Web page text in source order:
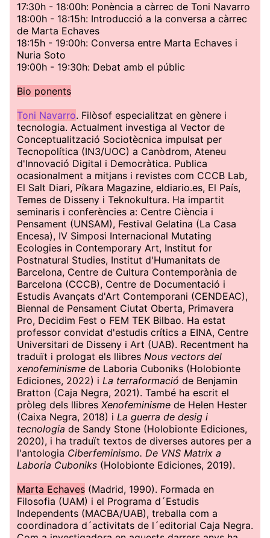
17:30h - 18:00h: Ponència a càrrec de Toni Navarro
18:00h - 18:15h: Introducció a la conversa a càrrec
de Marta Echaves
18:15h - 19:00h: Conversa entre Marta Echaves i
Nuria Soto
19:00h - 19:30h: Debat amb el públic
Bio ponents
Toni Navarro. Filòsof especialitzat en gènere i
tecnologia. Actualment investiga al Vector de
Conceptualització Sociotècnica impulsat per
Tecnopolítica (IN3/UOC) a Canòdrom, Ateneu
d'Innovació Digital i Democràtica. Publica
ocasionalment a mitjans i revistes com CCCB Lab,
El Salt Diari, Píkara Magazine, eldiario.es, El País,
Temes de Disseny i Teknokultura. Ha impartit
seminaris i conferències a: Centre Ciència i
Pensament (UNSAM), Festival Gelatina (La Casa
Encesa), IV Simposi Internacional Mutating
Ecologies in Contemporary Art, Institut for
Postnatural Studies, Institut d'Humanitats de
Barcelona, ​​Centre de Cultura Contemporània de
Barcelona (CCCB), Centre de Documentació i
Estudis Avançats d'Art Contemporani (CENDEAC),
Biennal de Pensament Ciutat Oberta, Primavera
Pro, Decidim Fest o FEM TEK Bilbao. Ha estat
professor convidat d'estudis crítics a EINA, Centre
Universitari de Disseny i Art (UAB). Recentment ha
traduït i prologat els llibres Nous vectors del
xenofeminisme de Laboria Cuboniks (Holobionte
Ediciones, 2022) i La terraformació de Benjamin
Bratton (Caja Negra, 2021). També ha escrit el
pròleg dels llibres Xenofeminisme de Helen Hester
(Caixa Negra, 2018) i La guerra de desig i
tecnologia de Sandy Stone (Holobionte Ediciones,
2020), i ha traduït textos de diverses autores per a
l'antologia Ciberfeminismo. De VNS Matrix a
Laboria Cuboniks (Holobionte Ediciones, 2019).
Marta Echaves (Madrid, 1990). Formada en
Filosofia (UAM) i el Programa d´Estudis
Independents (MACBA/UAB), treballa com a
coordinadora d´activitats de l´editorial Caja Negra.